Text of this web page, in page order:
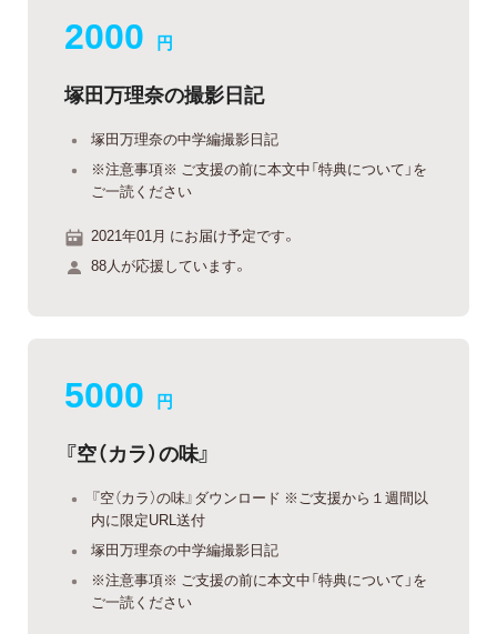
2000 円
塚田万理奈の撮影日記
塚田万理奈の中学編撮影日記
※注意事項※ ご支援の前に本文中「特典について」を
ご一読ください
2021年01月 にお届け予定です。
88人が応援しています。
5000 円
『空（カラ）の味』
『空（カラ）の味』ダウンロード ※ご支援から１週間以
内に限定URL送付
塚田万理奈の中学編撮影日記
※注意事項※ ご支援の前に本文中「特典について」を
ご一読ください